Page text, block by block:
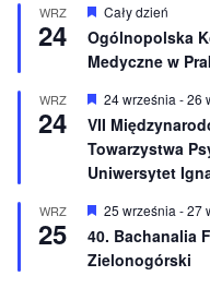
WRZ
24
W
r
ó
n
i
o
n
e
Cały dzień
Ogólnopolska
Medyczne w
WRZ
24
W
y
r
ó
ż
n
i
o
n
e
24 września -26
VII
Towarzystwa
Uniwersytet
WRZ
25
W
r
ó
25 września -27
40. Bachanalia
Zielonogórski